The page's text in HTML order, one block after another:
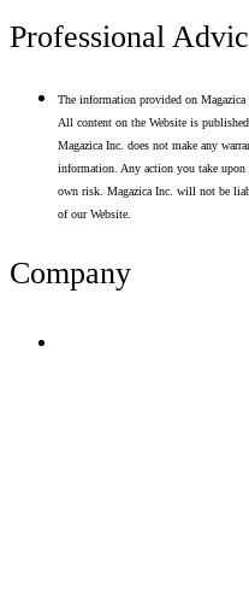
Professional
The information provided on
All content on the Website is
Magazica Inc. does not make any
information. Any action you take
own risk. Magazica Inc. will not be
of our Website.
Company